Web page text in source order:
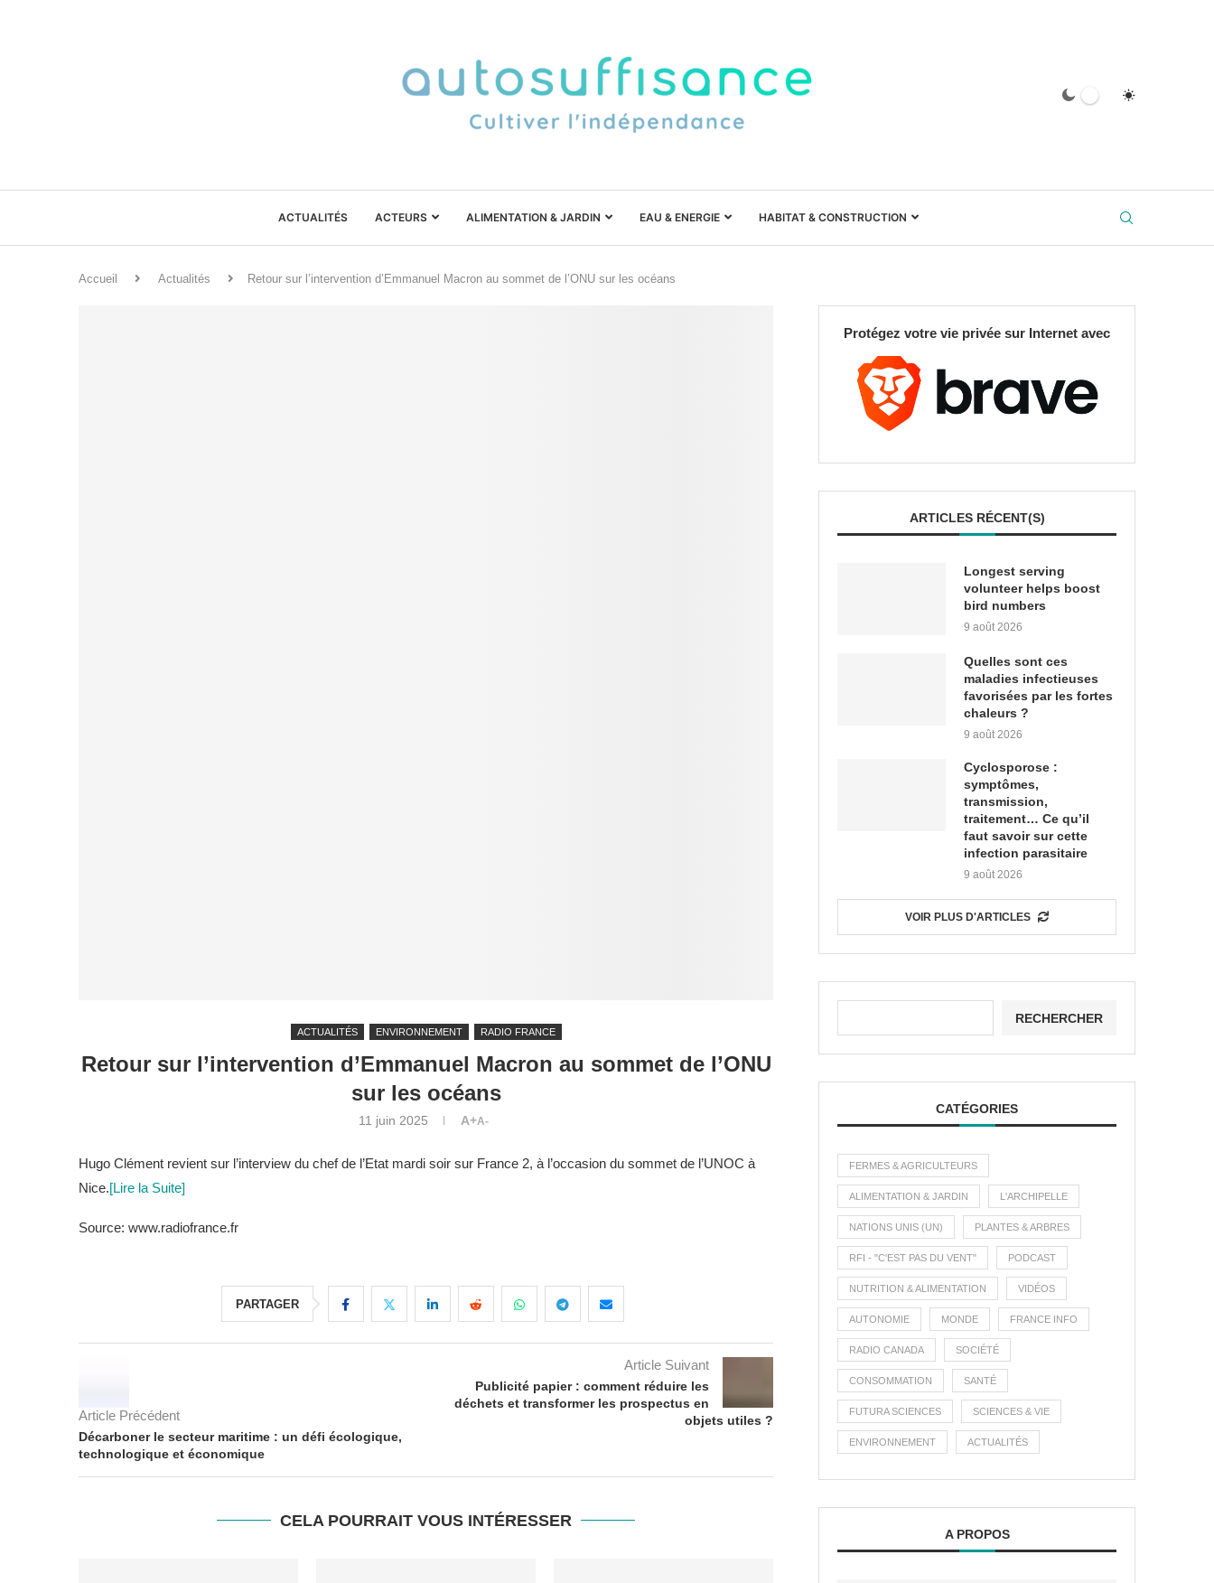
ACTUALITÉS ACTEURS ALIMENTATION & JARDIN EAU & ENERGIE HABITAT & CONSTRUCTION
Accueil Actualités Retour sur l’intervention d’Emmanuel Macron au sommet de l’ONU sur les océans
ACTUALITÉS ENVIRONNEMENT RADIO FRANCE
Retour sur l’intervention d’Emmanuel Macron au sommet de l’ONU
sur les océans
11 juin 2025 A+A-
Hugo Clément revient sur l’interview du chef de l’Etat mardi soir sur France 2, à l’occasion du sommet de l’UNOC à
Nice.[Lire la Suite]
Source: www.radiofrance.fr
PARTAGER
Article Précédent
Décarboner le secteur maritime : un défi écologique,
technologique et économique
Article Suivant
Publicité papier : comment réduire les
déchets et transformer les prospectus en
objets utiles ?
CELA POURRAIT VOUS INTÉRESSER
Protégez votre vie privée sur Internet avec
ARTICLES RÉCENT(S)
Longest serving
volunteer helps boost
bird numbers
9 août 2026
Quelles sont ces
maladies infectieuses
favorisées par les fortes
chaleurs ?
9 août 2026
Cyclosporose :
symptômes,
transmission,
traitement… Ce qu’il
faut savoir sur cette
infection parasitaire
9 août 2026
VOIR PLUS D'ARTICLES
RECHERCHER
CATÉGORIES
FERMES & AGRICULTEURS
ALIMENTATION & JARDIN L'ARCHIPELLE
NATIONS UNIS (UN) PLANTES & ARBRES
RFI - "C'EST PAS DU VENT" PODCAST
NUTRITION & ALIMENTATION VIDÉOS
AUTONOMIE MONDE FRANCE INFO
RADIO CANADA SOCIÉTÉ
CONSOMMATION SANTÉ
FUTURA SCIENCES SCIENCES & VIE
ENVIRONNEMENT ACTUALITÉS
A PROPOS